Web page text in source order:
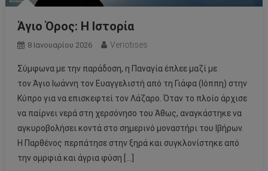
Άγιο Όρος: Η Ιστορία
8 Ιανουαρίου 2026 Veriotises
Σύμφωνα με την παράδοση, η Παναγία έπλεε μαζί με
τον Άγιο Ιωάννη τον Ευαγγελιστή από τη Γιάφα (Ιόππη) στην
Κύπρο για να επισκεφτεί τον Λάζαρο. Όταν το πλοίο άρχισε
να παίρνει νερά στη χερσόνησο του Άθως, αναγκάστηκε να
αγκυροβολήσει κοντά στο σημερινό μοναστήρι του Ιβήρων.
Η Παρθένος περπάτησε στην ξηρά και συγκλονίστηκε από
την ομρφιά και άγρια φύση […]